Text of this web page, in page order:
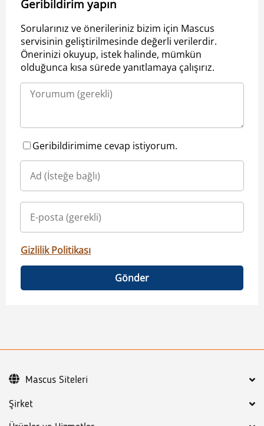
Geribildirim yapın
Sorularınız ve önerileriniz bizim için Mascus
servisinin geliştirilmesinde değerli verilerdir.
Önerinizi okuyup, istek halinde, mümkün
olduğunca kısa sürede yanıtlamaya çalışırız.
Geribildirimime cevap istiyorum.
Gizlilik Politikası
Gönder
Şirket
Mascus Siteleri